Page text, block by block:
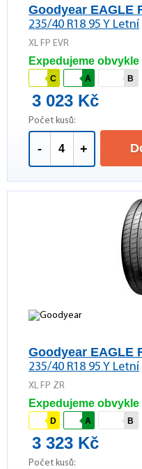
Goodyear EAGLE
235/40 R18 95 Y Letní
XL FP EVR
Expedujeme obvykle
C A B
3 023 Kč
Počet kusů:
- +
Goodyear EAGLE
235/40 R18 95 Y Letní
XL FP ZR
Expedujeme obvykle
D A B
3 323 Kč
Počet kusů: